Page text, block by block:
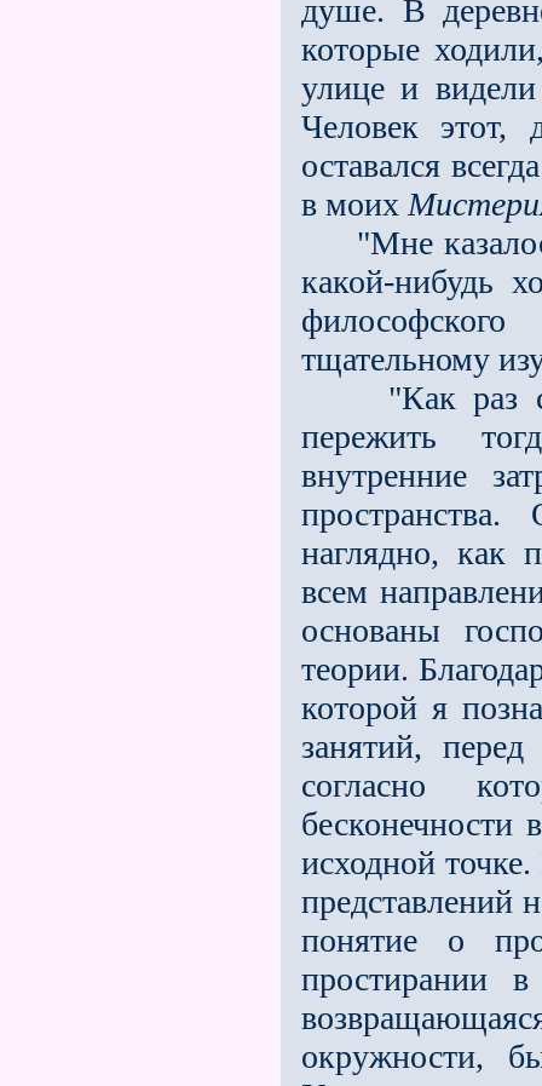
душе. В
которые
улице и
Человек этот,
оставался
в моих
"Мне
какой-нибудь
тщательному
"Как раз
пережить
внутренние
наглядно, как
всем
основаны
теории.
которой я
занятий,
согласно
бесконечности
исходной
представлений
понятие о
простирании
окружности,